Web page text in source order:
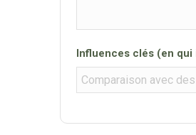
Influences clés (en